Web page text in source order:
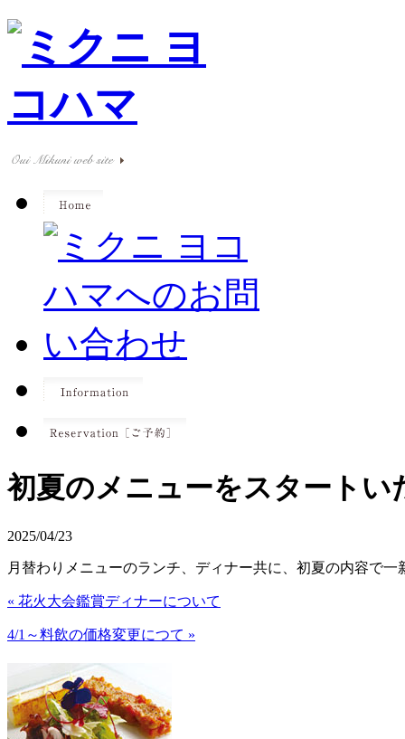
初夏のメニューをスタートい
2025/04/23
月替わりメニューのランチ、ディナー共に、初夏の内容で
« 花火大会鑑賞ディナーについて
4/1～料飲の価格変更につて »